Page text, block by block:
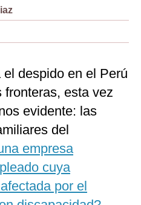
despido en el Perú
esta vez
evidente: las
del
empresa
cuya
por el